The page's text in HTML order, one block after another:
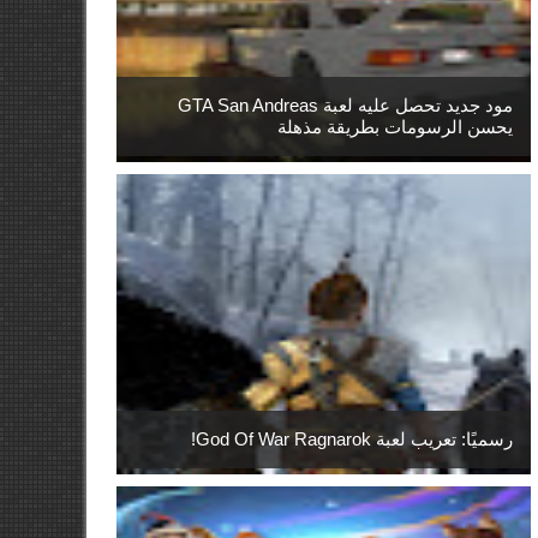
مود جديد تحصل عليه لعبة GTA San Andreas
يحسن الرسومات بطريقة مذهلة
رسميًا: تعريب لعبة God Of War Ragnarok!